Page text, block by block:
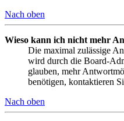
Nach oben
Wieso kann ich nicht mehr
Die maximal zulässige
wird durch die Board-
glauben, mehr
benötigen, kontaktieren
Nach oben